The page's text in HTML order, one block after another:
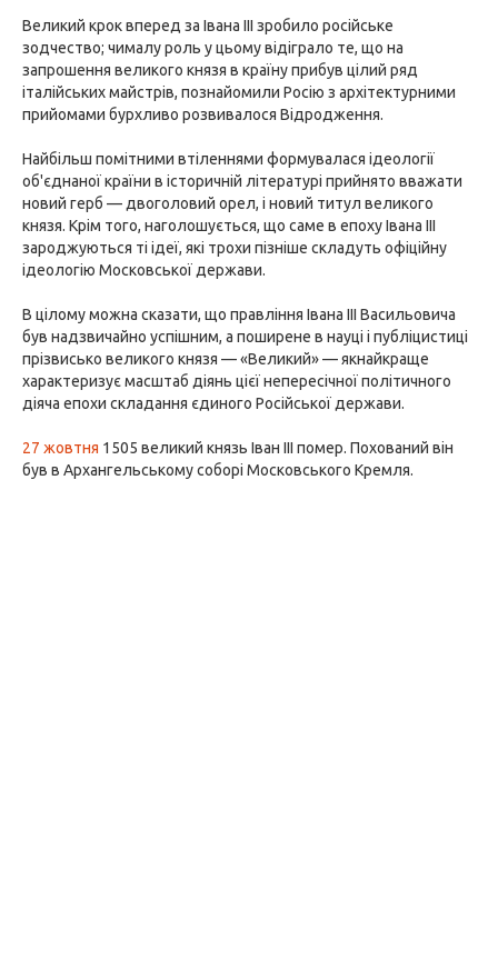
Великий крок вперед за Івана III зробило російське
зодчество; чималу роль у цьому відіграло те, що на
запрошення великого князя в країну прибув цілий ряд
італійських майстрів, познайомили Росію з архітектурними
прийомами бурхливо розвивалося Відродження.
Найбільш помітними втіленнями формувалася ідеології
об'єднаної країни в історичній літературі прийнято вважати
новий герб — двоголовий орел, і новий титул великого
князя. Крім того, наголошується, що саме в епоху Івана III
зароджуються ті ідеї, які трохи пізніше складуть офіційну
ідеологію Московської держави.
В цілому можна сказати, що правління Івана III Васильовича
був надзвичайно успішним, а поширене в науці і публіцистиці
прізвисько великого князя — «Великий» — якнайкраще
характеризує масштаб діянь цієї непересічної політичного
діяча епохи складання єдиного Російської держави.
27 жовтня 1505 великий князь Іван III помер. Похований він
був в Архангельському соборі Московського Кремля.